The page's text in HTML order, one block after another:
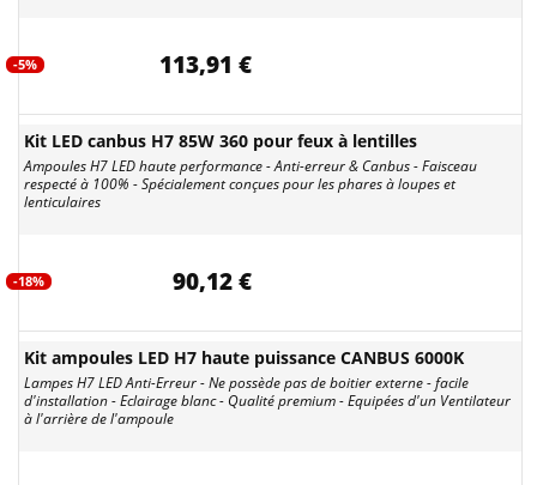
-5% 113,91 €
Kit LED canbus H7 85W 360 pour feux à lentilles
Ampoules H7 LED haute performance - Anti-erreur & Canbus - Faisceau
respecté à 100% - Spécialement conçues pour les phares à loupes et
lenticulaires
-18% 90,12 €
Kit ampoules LED H7 haute puissance CANBUS 6000K
Lampes H7 LED Anti-Erreur - Ne possède pas de boitier externe - facile
d'installation - Eclairage blanc - Qualité premium - Equipées d'un Ventilateur
à l'arrière de l'ampoule